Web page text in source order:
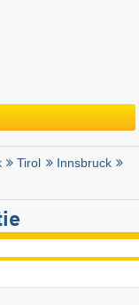
Tirol
Innsbruck